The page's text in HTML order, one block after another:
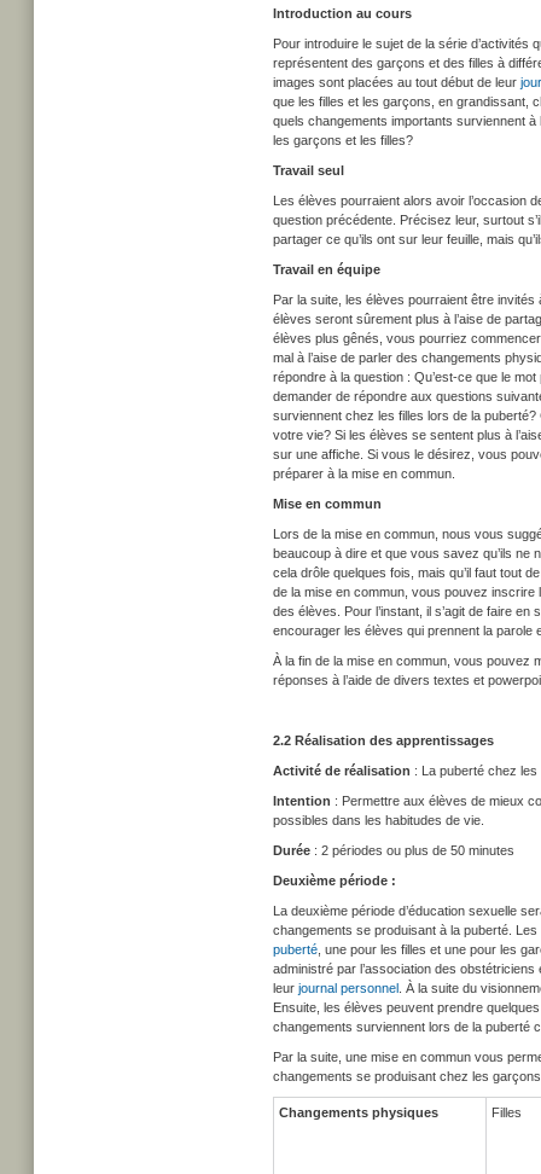
Introduction au cours
Pour introduire le sujet de la série
représentent des garçons et des filles à
images sont placées au tout début de leur
que les filles et les garçons, en grandissant,
quels changements importants surviennent
les garçons et les filles?
Travail seul
Les élèves pourraient alors avoir l’occasion
question précédente. Précisez leur, surtout
partager ce qu’ils ont sur leur feuille, mais
Travail en équipe
Par la suite, les élèves pourraient être
élèves seront sûrement plus à l’aise de
élèves plus gênés, vous pourriez
mal à l’aise de parler des changements
répondre à la question : Qu’est-ce que le
demander de répondre aux questions
surviennent chez les filles lors de la
votre vie? Si les élèves se sentent plus à
sur une affiche. Si vous le désirez, vous
préparer à la mise en commun.
Mise en commun
Lors de la mise en commun, nous vous
beaucoup à dire et que vous savez qu’ils ne
cela drôle quelques fois, mais qu’il faut tout
de la mise en commun, vous pouvez
des élèves. Pour l’instant, il s’agit de faire
encourager les élèves qui prennent la parole
À la fin de la mise en commun, vous pouvez
réponses à l’aide de divers textes et
2.2 Réalisation des apprentissages
Activité de réalisation : La puberté chez
Intention : Permettre aux élèves de mieux
possibles dans les habitudes de vie.
Durée : 2 périodes ou plus de 50 minutes
Deuxième période :
La deuxième période d’éducation sexuelle
changements se produisant à la puberté.
puberté , une pour les filles et une pour les
administré par l’association des
leur journal personnel . À la suite du
Ensuite, les élèves peuvent prendre
changements surviennent lors de la puberté
Par la suite, une mise en commun vous
changements se produisant chez les
Changements physiques Filles